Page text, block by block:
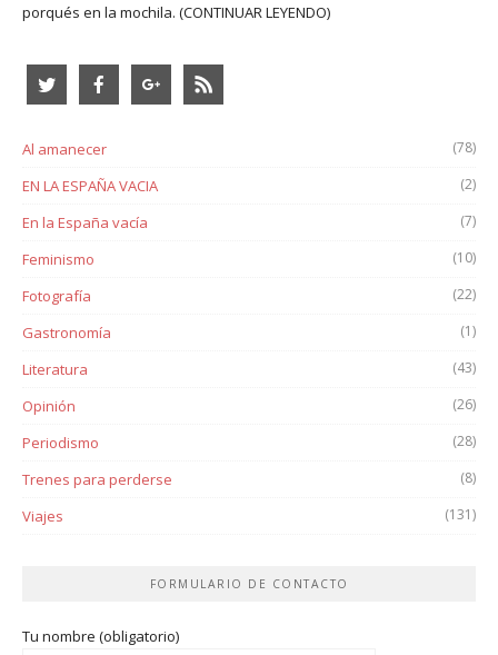
porqués en la mochila. (CONTINUAR LEYENDO)
Al amanecer (78)
EN LA ESPAÑA VACIA (2)
En la España vacía (7)
Feminismo (10)
Fotografía (22)
Gastronomía (1)
Literatura (43)
Opinión (26)
Periodismo (28)
Trenes para perderse (8)
Viajes (131)
FORMULARIO DE CONTACTO
Tu nombre (obligatorio)